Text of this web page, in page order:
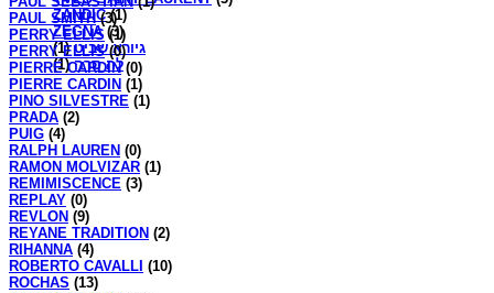
ZANDIC(1)
ZEGNA(3)
גיורא שביט(1)
לה סרה(1)
PAUL SMITH(3)
PERRY ELLIS (1)
PERRY ELLIS(0)
PIERRE CARDIN(0)
PIERRE CARDIN (1)
PINO SILVESTRE (1)
PRADA (2)
PUIG (4)
RALPH LAUREN (0)
RAMON MOLVIZAR (1)
REMIMISCENCE (3)
REPLAY (0)
REVLON (9)
REYANE TRADITION (2)
RIHANNA (4)
ROBERTO CAVALLI (10)
ROCHAS (13)